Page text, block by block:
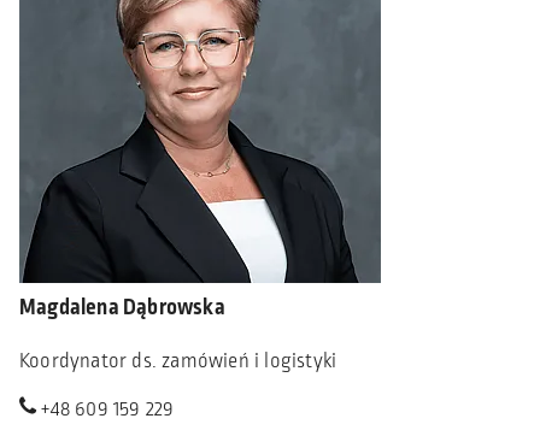
Magdalena Dąbrowska
Koordynator ds. zamówień i logistyki
+48 609 159 229